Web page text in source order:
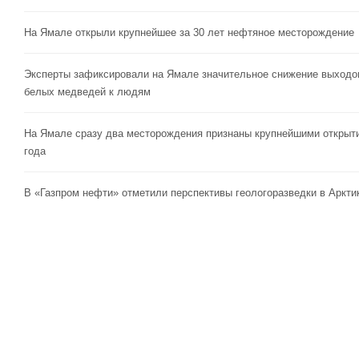
На Ямале открыли крупнейшее за 30 лет нефтяное месторождение
Эксперты зафиксировали на Ямале значительное снижение
белых медведей к людям
На Ямале сразу два месторождения признаны крупнейшими
года
В «Газпром нефти» отметили перспективы геологоразведки в